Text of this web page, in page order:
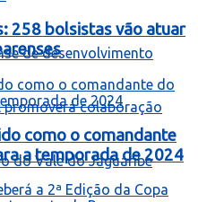
258 bolsistas vão atuar
como o comandante
a temporada de 2024